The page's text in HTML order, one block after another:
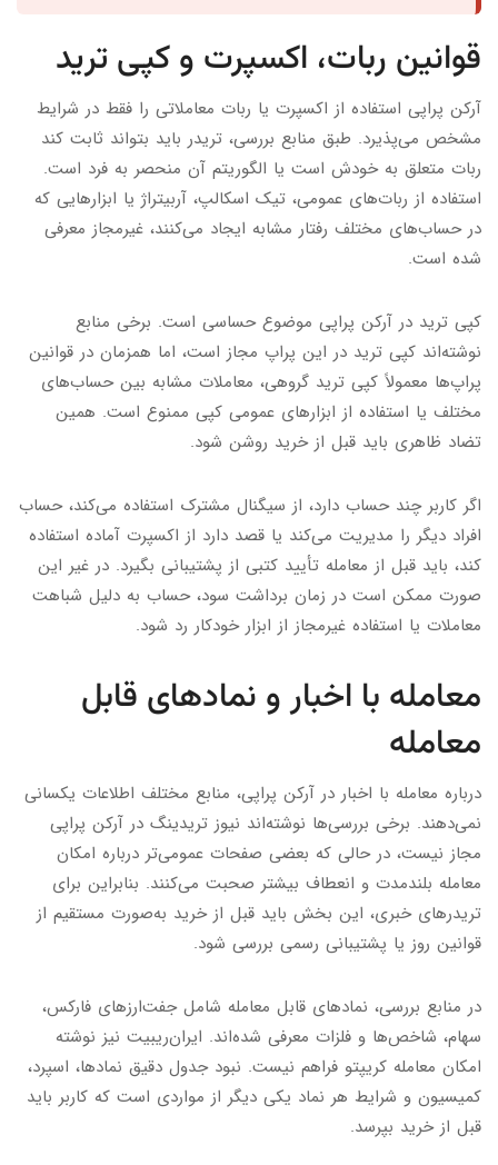
قوانین ربات، اکسپرت و کپی ترید
آرکن پراپی استفاده از اکسپرت یا ربات معاملاتی را فقط در شرایط
مشخص می‌پذیرد. طبق منابع بررسی، تریدر باید بتواند ثابت کند
ربات متعلق به خودش است یا الگوریتم آن منحصر به فرد است.
استفاده از ربات‌های عمومی، تیک اسکالپ، آربیتراژ یا ابزارهایی که
در حساب‌های مختلف رفتار مشابه ایجاد می‌کنند، غیرمجاز معرفی
شده است.
کپی ترید در آرکن پراپی موضوع حساسی است. برخی منابع
نوشته‌اند کپی ترید در این پراپ مجاز است، اما همزمان در قوانین
پراپ‌ها معمولاً کپی ترید گروهی، معاملات مشابه بین حساب‌های
مختلف یا استفاده از ابزارهای عمومی کپی ممنوع است. همین
تضاد ظاهری باید قبل از خرید روشن شود.
اگر کاربر چند حساب دارد، از سیگنال مشترک استفاده می‌کند، حساب
افراد دیگر را مدیریت می‌کند یا قصد دارد از اکسپرت آماده استفاده
کند، باید قبل از معامله تأیید کتبی از پشتیبانی بگیرد. در غیر این
صورت ممکن است در زمان برداشت سود، حساب به دلیل شباهت
معاملات یا استفاده غیرمجاز از ابزار خودکار رد شود.
معامله با اخبار و نمادهای قابل
معامله
درباره معامله با اخبار در آرکن پراپی، منابع مختلف اطلاعات یکسانی
نمی‌دهند. برخی بررسی‌ها نوشته‌اند نیوز تریدینگ در آرکن پراپی
مجاز نیست، در حالی که بعضی صفحات عمومی‌تر درباره امکان
معامله بلندمدت و انعطاف بیشتر صحبت می‌کنند. بنابراین برای
تریدرهای خبری، این بخش باید قبل از خرید به‌صورت مستقیم از
قوانین روز یا پشتیبانی رسمی بررسی شود.
در منابع بررسی، نمادهای قابل معامله شامل جفت‌ارزهای فارکس،
سهام، شاخص‌ها و فلزات معرفی شده‌اند. ایران‌ریبیت نیز نوشته
امکان معامله کریپتو فراهم نیست. نبود جدول دقیق نمادها، اسپرد،
کمیسیون و شرایط هر نماد یکی دیگر از مواردی است که کاربر باید
قبل از خرید بپرسد.